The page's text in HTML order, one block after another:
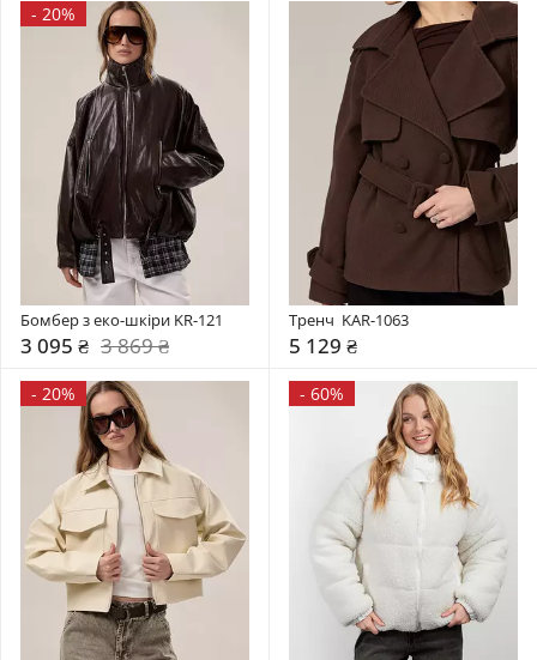
- 20%
Бомбер з еко-шкіри KR-121
3 095 ₴ 3 869 ₴
Тренч  KAR-1063
5 129 ₴
- 20% - 60%